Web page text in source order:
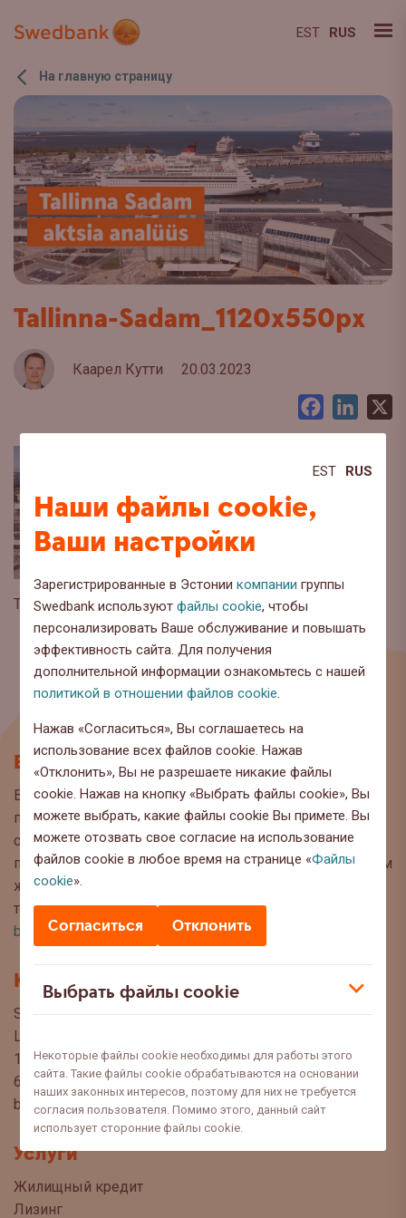
EST RUS
Наши файлы cookie,
Ваши настройки
Зарегистрированные в Эстониикомпании группы
Swedbank используютфайлы cookie, чтобы
персонализировать Ваше обслуживание и повышать
эффективность сайта. Для получения
дополнительной информации ознакомьтесь с нашей
политикой в отношении файлов cookie.
Нажав «Согласиться», Вы соглашаетесь на
использование всех файлов cookie. Нажав
«Отклонить», Вы не разрешаете никакие файлы
cookie. Нажав на кнопку «Выбрать файлы cookie», Вы
можете выбрать, какие файлы cookie Вы примете. Вы
можете отозвать свое согласие на использование
файлов cookie в любое время на странице «Файлы
cookie».
Согласиться Отклонить
Выбрать файлы cookie
Некоторые файлы cookie необходимы для работы этого
сайта. Такие файлы cookie обрабатываются на основании
наших законных интересов, поэтому для них не требуется
согласия пользователя. Помимо этого, данный сайт
использует сторонние файлы cookie.
EST RUS
На главную страницу
Tallinna-Sadam_1120x550px
Каарел Кутти 20.03.2023
Facebook
Tallinna-Sadam
Блог
Вы находитесь на странице блога Swedbank, где мы
публикуем интересную информацию и полезные
советы, чтобы Вы могли сделать осознанный выбор
при управлении своими финансами. Мы с нетерпением
ждём Ваших вопросов, предложений и мнений по
темам, которые Вы хотели бы прочитать в этом блоге:
blog@swedbank.ee.
Контакт
Swedbank AS
Liivalaia 34
15040 Tallinn, Estonia
6310 310
blogi@swedbank.ee
Услуги
Жилищный кредит
Лизинг